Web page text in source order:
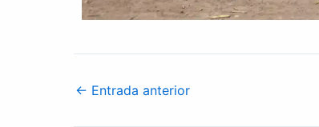
← Entrada anterior